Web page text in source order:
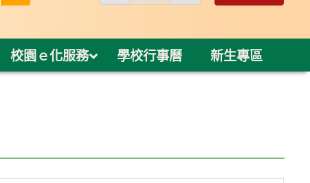
校園ｅ化服務 學校行事曆 新生專區